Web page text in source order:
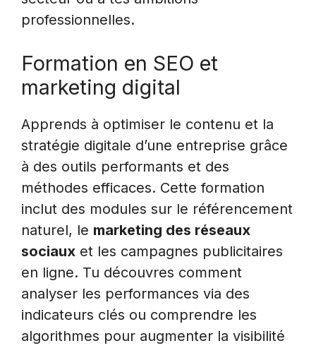
professionnelles.
Formation en SEO et
marketing digital
Apprends à optimiser le contenu et la
stratégie digitale d’une entreprise grâce
à des outils performants et des
méthodes efficaces. Cette formation
inclut des modules sur le référencement
naturel, le marketing des réseaux
sociaux et les campagnes publicitaires
en ligne. Tu découvres comment
analyser les performances via des
indicateurs clés ou comprendre les
algorithmes pour augmenter la visibilité